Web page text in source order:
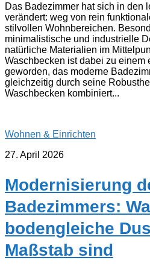
Das Badezimmer hat sich in den
verändert: weg von rein
stilvollen Wohnbereichen.
minimalistische und industrielle
natürliche Materialien im
Waschbecken ist dabei zu einem
geworden, das moderne
gleichzeitig durch seine
Waschbecken kombiniert...
Wohnen & Einrichten
27. April 2026
Modernisierung
Badezimmers:
bodengleiche
Maßstab sind